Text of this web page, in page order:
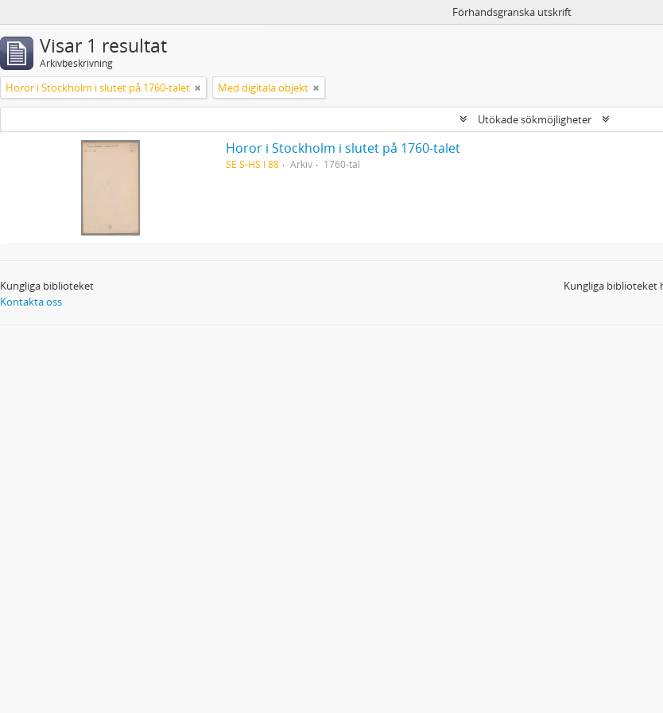
Förhandsgranska utskrift
Visar 1 resultat
Arkivbeskrivning
Horor i Stockholm i slutet på 1760-talet Med digitala objekt
Utökade sökmöjligheter
Horor i Stockholm i slutet på 1760-talet
SE S-HS I 88 Arkiv 1760-tal
Kungliga biblioteket
Kontakta oss
Kungliga biblioteket